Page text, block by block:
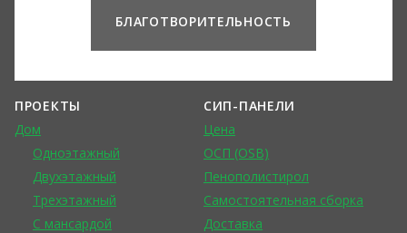
БЛАГОТВОРИТЕЛЬНОСТЬ
ПРОЕКТЫ
Дом
Одноэтажный
Двухэтажный
Трехэтажный
С мансардой
СИП-ПАНЕЛИ
Цена
ОСП (OSB)
Пенополистирол
Самостоятельная сборка
Доставка